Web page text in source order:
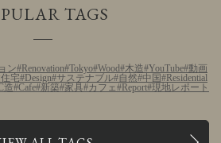
TAGS
ン Renovation Tokyo Wood 木造 YouTube 動画
宅 Design サステナブル 自然 中国 Residential
造 Cafe 新築 家具 カフェ Report 現地レポート